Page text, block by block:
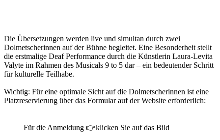
Die Übersetzungen werden live und simultan durch zwei
Dolmetscherinnen auf der Bühne begleitet. Eine Besonderheit stellt
die erstmalige Deaf Performance durch die Künstlerin Laura-Levita
Valyte im Rahmen des Musicals 9 to 5 dar – ein bedeutender Schritt
für kulturelle Teilhabe.
Wichtig: Für eine optimale Sicht auf die Dolmetscherinnen ist eine
Platzreservierung über das Formular auf der Website erforderlich:
Für die Anmeldung 👉klicken Sie auf das Bild